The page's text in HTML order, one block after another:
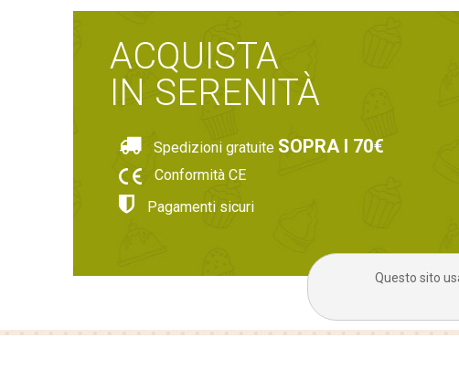
ACQUISTA
IN SERENITÀ
Spedizioni gratuite SOPRA I 70€
Conformità CE
Pagamenti sicuri
Questo sito